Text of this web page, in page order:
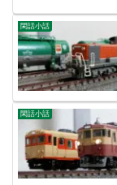
閑話小話
閑話小話